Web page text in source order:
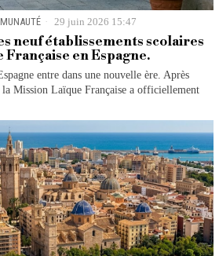
29 juin 2026 15:47
neuf établissements scolaires
en Espagne.
entre dans une nouvelle ère. Après
Mission Laïque Française a officiellement